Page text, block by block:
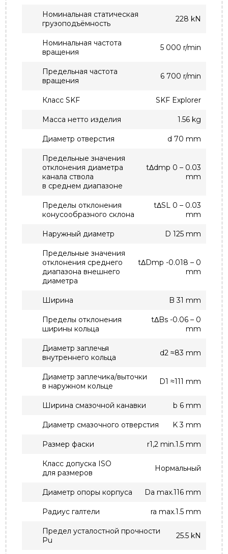
Номинальная статическая
грузоподъёмность
228 kN
Номинальная частота
вращения
5 000 r/min
Предельная частота
вращения
6 700 r/min
Класс SKF SKF Explorer
Масса нетто изделия 1.56 kg
Диаметр отверстия d 70 mm
Предельные значения
отклонения диаметра
канала ствола
в среднем диапазоне
tΔdmp 0 – 0.03
mm
Пределы отклонения
конусообразного склона
tΔSL 0 – 0.03
mm
Наружный диаметр D 125 mm
Предельные значения
отклонения среднего
диапазона внешнего
диаметра
tΔDmp -0.018 – 0
mm
Ширина B 31 mm
Пределы отклонения
ширины кольца
tΔBs -0.06 – 0
mm
Диаметр заплечья
внутреннего кольца
d2 ≈83 mm
Диаметр заплечика/выточки
в наружном кольце
D1 ≈111 mm
Ширина смазочной канавки b 6 mm
Диаметр смазочного отверстия K 3 mm
Размер фаски r1,2 min.1.5 mm
Класс допуска ISO
для размеров
Нормальный
Диаметр опоры корпуса Da max.116 mm
Радиус галтели ra max.1.5 mm
Предел усталостной прочности
Pu
25.5 kN